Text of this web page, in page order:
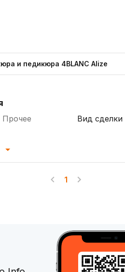
и педикюра 4BLANC Alize
Прочее
Вид сделки
1